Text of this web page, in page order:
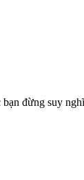
đừng suy